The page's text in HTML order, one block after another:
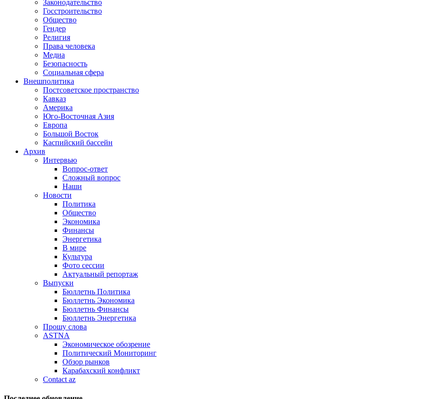
Законодательство
Госстроительство
Общество
Гендер
Религия
Права человека
Медиа
Безопасность
Социальная сфера
Внешполитика
Постсоветское пространство
Кавказ
Америка
Юго-Восточная Азия
Европа
Большой Восток
Каспийский бассейн
Архив
Интервью
Вопрос-ответ
Сложный вопрос
Наши
Новости
Политика
Общество
Экономика
Финансы
Энергетика
В мире
Культура
Фото сессии
Актуальный репортаж
Выпуски
Бюллетнь Политика
Бюллетнь Экономика
Бюллетнь Финансы
Бюллетнь Энергетика
Прошу слова
ASTNA
Экономическое обозрение
Политический Мониторинг
Обзор рынков
Карабахский конфликт
Contact az